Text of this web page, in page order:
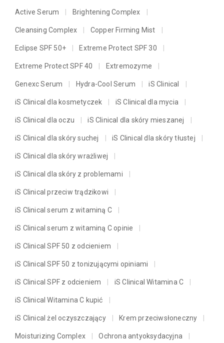
Active Serum Brightening Complex
Cleansing Complex Copper Firming Mist
Eclipse SPF 50+ Extreme Protect SPF 30
Extreme Protect SPF 40 Extremozyme
Genexc Serum Hydra-Cool Serum iS Clinical
iS Clinical dla kosmetyczek iS Clinical dla mycia
iS Clinical dla oczu iS Clinical dla skóry mieszanej
iS Clinical dla skóry suchej iS Clinical dla skóry tłustej
iS Clinical dla skóry wrażliwej
iS Clinical dla skóry z problemami
iS Clinical przeciw trądzikowi
iS Clinical serum z witaminą C
iS Clinical serum z witaminą C opinie
iS Clinical SPF 50 z odcieniem
iS Clinical SPF 50 z tonizującymi opiniami
iS Clinical SPF z odcieniem iS Clinical Witamina C
iS Clinical Witamina C kupić
iS Clinical żel oczyszczający Krem przeciwsłoneczny
Moisturizing Complex Ochrona antyoksydacyjna